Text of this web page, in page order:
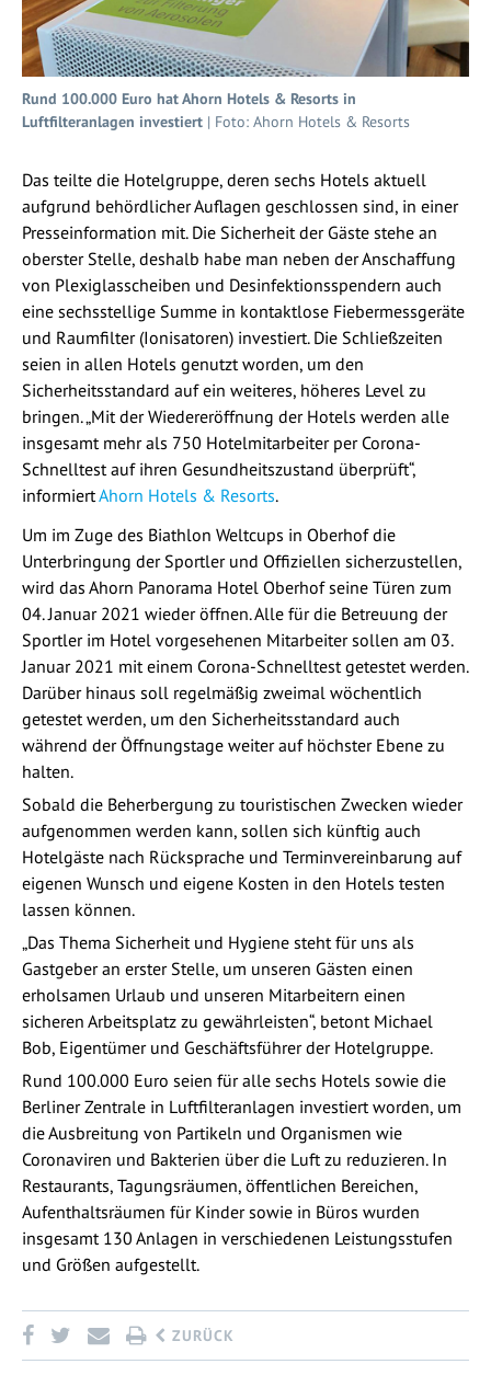
Rund 100.000 Euro hat Ahorn Hotels & Resorts in
Luftfilteranlagen investiert | Foto: Ahorn Hotels & Resorts
Das teilte die Hotelgruppe, deren sechs Hotels aktuell
aufgrund behördlicher Auflagen geschlossen sind, in einer
Presseinformation mit. Die Sicherheit der Gäste stehe an
oberster Stelle, deshalb habe man neben der Anschaffung
von Plexiglasscheiben und Desinfektionsspendern auch
eine sechsstellige Summe in kontaktlose Fiebermessgeräte
und Raumfilter (Ionisatoren) investiert. Die Schließzeiten
seien in allen Hotels genutzt worden, um den
Sicherheitsstandard auf ein weiteres, höheres Level zu
bringen. „Mit der Wiedereröffnung der Hotels werden alle
insgesamt mehr als 750 Hotelmitarbeiter per Corona-
Schnelltest auf ihren Gesundheitszustand überprüft“,
informiertAhorn Hotels & Resorts.
Um im Zuge des Biathlon Weltcups in Oberhof die
Unterbringung der Sportler und Offiziellen sicherzustellen,
wird das Ahorn Panorama Hotel Oberhof seine Türen zum
04. Januar 2021 wieder öffnen. Alle für die Betreuung der
Sportler im Hotel vorgesehenen Mitarbeiter sollen am 03.
Januar 2021 mit einem Corona-Schnelltest getestet werden.
Darüber hinaus soll regelmäßig zweimal wöchentlich
getestet werden, um den Sicherheitsstandard auch
während der Öffnungstage weiter auf höchster Ebene zu
halten.
Sobald die Beherbergung zu touristischen Zwecken wieder
aufgenommen werden kann, sollen sich künftig auch
Hotelgäste nach Rücksprache und Terminvereinbarung auf
eigenen Wunsch und eigene Kosten in den Hotels testen
lassen können.
„Das Thema Sicherheit und Hygiene steht für uns als
Gastgeber an erster Stelle, um unseren Gästen einen
erholsamen Urlaub und unseren Mitarbeitern einen
sicheren Arbeitsplatz zu gewährleisten“, betont Michael
Bob, Eigentümer und Geschäftsführer der Hotelgruppe.
Rund 100.000 Euro seien für alle sechs Hotels sowie die
Berliner Zentrale in Luftfilteranlagen investiert worden, um
die Ausbreitung von Partikeln und Organismen wie
Coronaviren und Bakterien über die Luft zu reduzieren. In
Restaurants, Tagungsräumen, öffentlichen Bereichen,
Aufenthaltsräumen für Kinder sowie in Büros wurden
insgesamt 130 Anlagen in verschiedenen Leistungsstufen
und Größen aufgestellt.
ZURÜCK